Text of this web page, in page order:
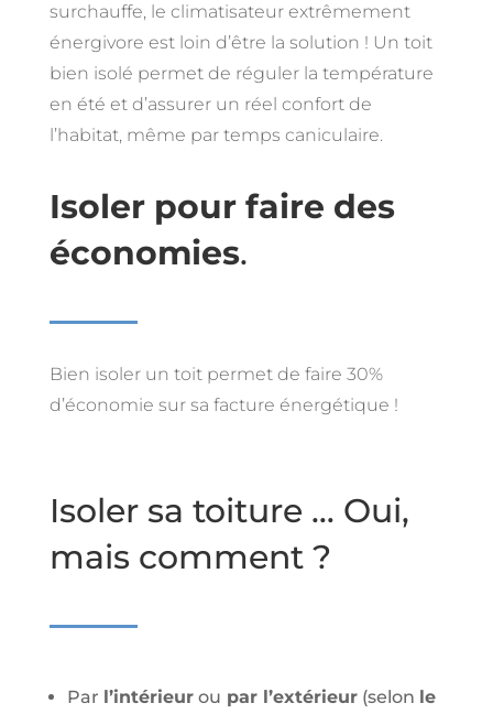
surchauffe, le climatisateur extrêmement
énergivore est loin d’être la solution ! Un toit
bien isolé permet de réguler la température
en été et d’assurer un réel confort de
l’habitat, même par temps caniculaire.
Isoler pour faire des
économies.
Bien isoler un toit permet de faire 30%
d’économie sur sa facture énergétique !
Isoler sa toiture … Oui,
mais comment ?
Par l’intérieurou par l’extérieur(selon le